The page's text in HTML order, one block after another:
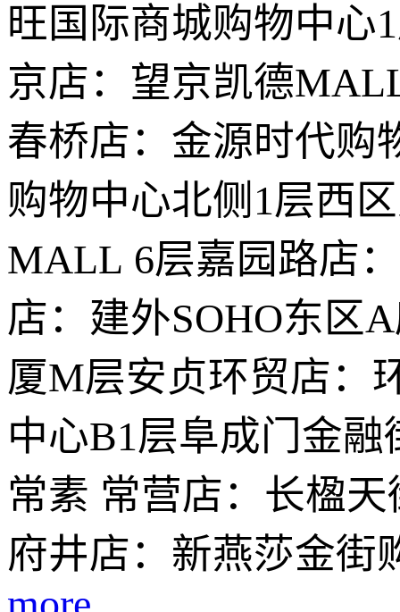
旺国际商城购物中心
京店：望京凯德
春桥店：金源时代购
购物中心北侧1层西
MALL 6层嘉园路店
店：建外SOHO东区
厦M层安贞环贸店：
中心B1层阜成门金
常素 常营店：长楹
府井店：新燕莎金街